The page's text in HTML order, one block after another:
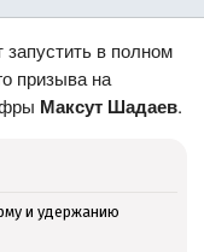
в полном
призыва на
Максут Шадаев.
и удержанию